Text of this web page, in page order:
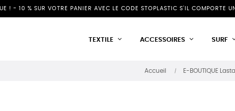
! - 10 % SUR VOTRE PANIER AVEC LE CODE STOPLASTIC S'IL COMPORTE
TEXTILE ACCESSOIRES SURF
Accueil E-BOUTIQUE